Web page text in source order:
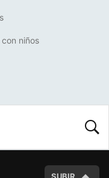
con niños